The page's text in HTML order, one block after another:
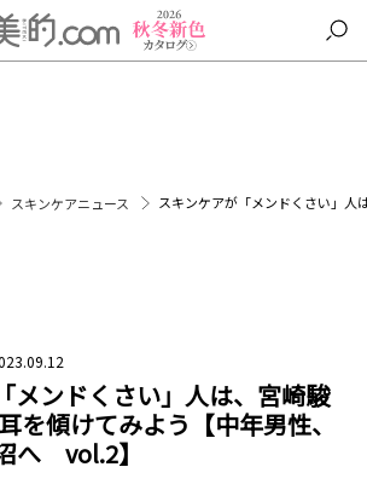
スキンケアニュース スキンケアが「メンドくさい」
メンドくさい」人は、宮崎駿
を傾けてみよう【中年男性、
へ vol.2】